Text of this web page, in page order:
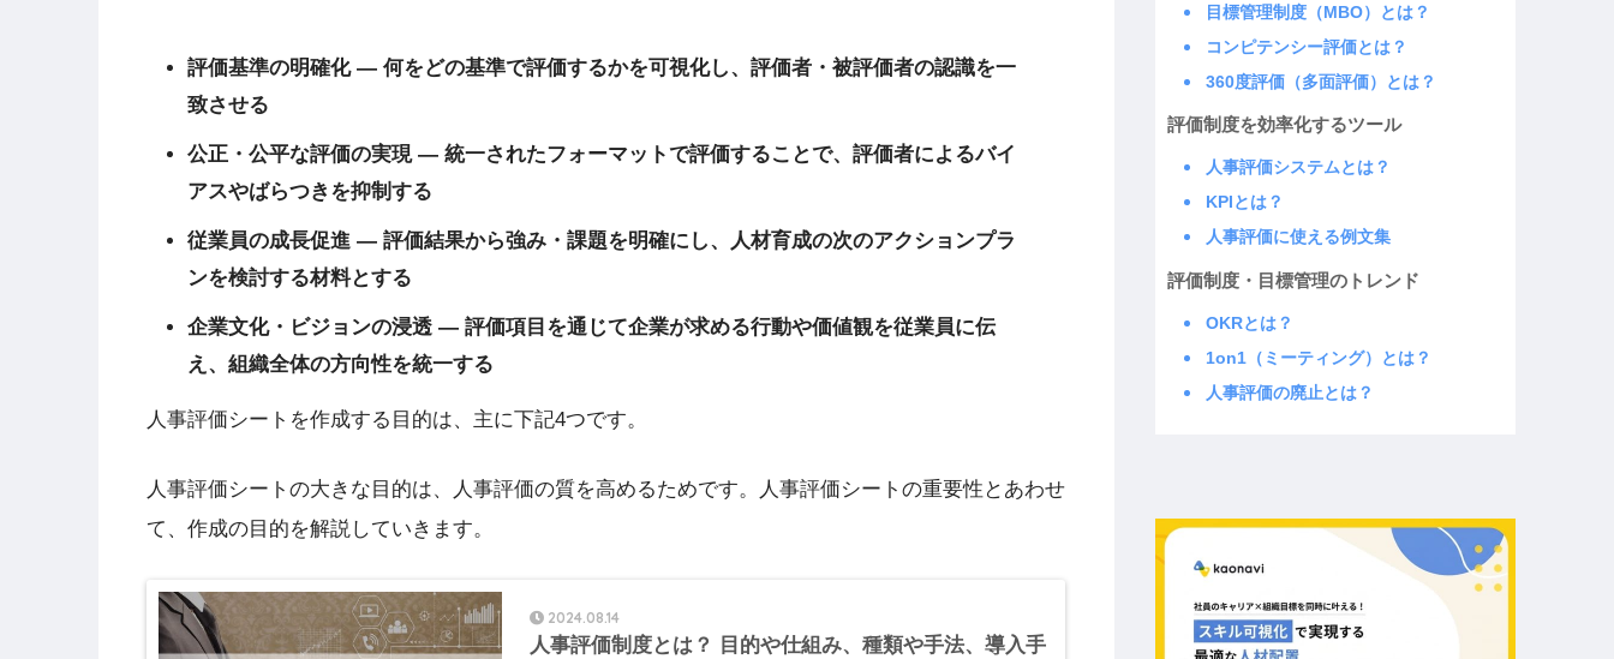
評価基準の明確化— 何をどの基準で評価するかを可視化し、評価者・被評価者の認識を一
致させる
公正・公平な評価の実現— 統一されたフォーマットで評価することで、評価者によるバイ
アスやばらつきを抑制する
従業員の成長促進 — 評価結果から強み・課題を明確にし、人材育成の次のアクションプラ
ンを検討する材料とする
企業文化・ビジョンの浸透 — 評価項目を通じて企業が求める行動や価値観を従業員に伝
え、組織全体の方向性を統一する
人事評価シートを作成する目的は、主に下記4つです。
人事評価シートの大きな目的は、人事評価の質を高めるためです。人事評価シートの重要性とあわせ
て、作成の目的を解説していきます。
2024.08.14
人事評価制度とは？ 目的や仕組み、種類や手法、導入手
目標管理制度（MBO）とは？
コンピテンシー評価とは？
360度評価（多面評価）とは？
評価制度を効率化するツール
人事評価システムとは？
KPIとは？
人事評価に使える例文集
評価制度・目標管理のトレンド
OKRとは？
1on1（ミーティング）とは？
人事評価の廃止とは？